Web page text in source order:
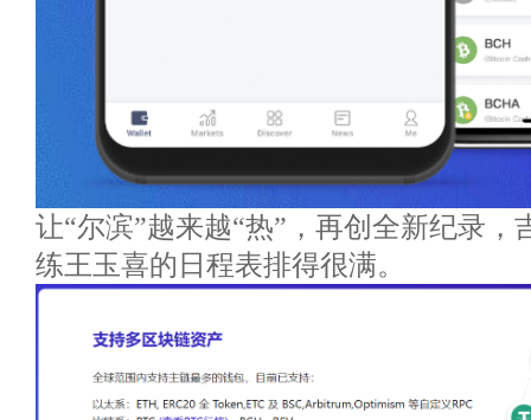
让“尔滨”越来越“热”，再创全新纪录，
练王玉喜的日程表排得很满。